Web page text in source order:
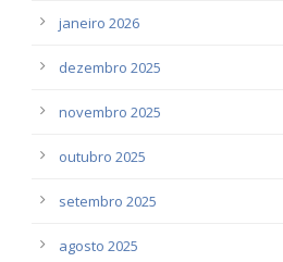
janeiro 2026
dezembro 2025
novembro 2025
outubro 2025
setembro 2025
agosto 2025